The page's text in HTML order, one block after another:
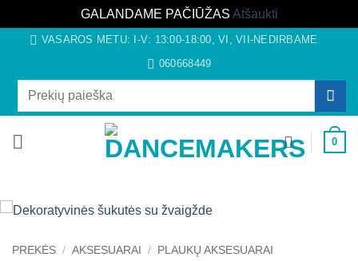
GALANDAME PAČIŪŽAS Atšaukti
content
VASAROS METU: I-V: 13:00-18:00, VI, VII-NEDIRBAME
060668449
Ieškoti:
0
PREKĖS / AKSESUARAI / PLAUKŲ AKSESUARAI